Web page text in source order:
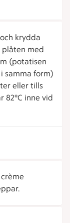
krydda
plåten med
(potatisen
samma form)
eller tills
82°C inne vid